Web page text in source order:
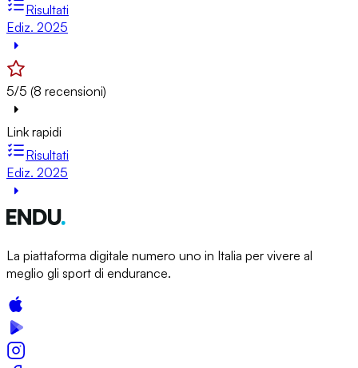
Risultati
Ediz. 2025
5/5 (8 recensioni)
Link rapidi
Risultati
Ediz. 2025
La piattaforma digitale numero uno in Italia per vivere al
meglio gli sport di endurance.